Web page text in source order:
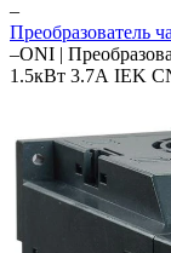
–
Преобразователь
–ONI |
1.5кВт 3.7А IEK